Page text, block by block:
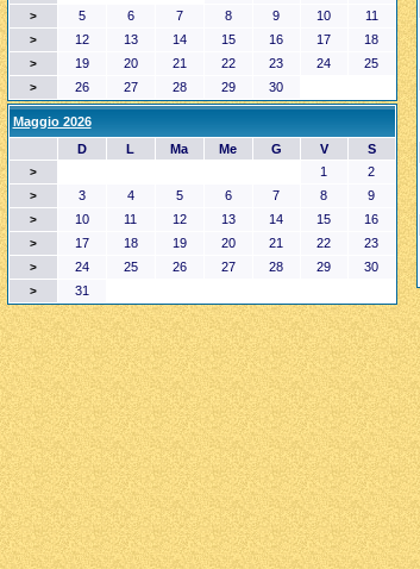
> 5 6 7 8 9 10 11
> 12 13 14 15 16 17 18
> 19 20 21 22 23 24 25
> 26 27 28 29 30
Maggio 2026
D
L Ma Me G V S
> 1 2
> 3 4 5 6 7 8 9
> 10 11 12 13 14 15 16
> 17 18 19 20 21 22 23
> 24 25 26 27 28 29 30
> 31